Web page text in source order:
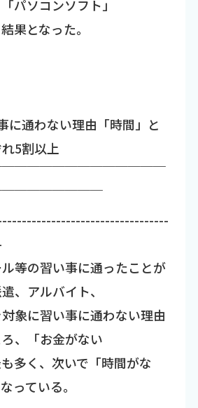
パソコンソフト」
果となった。
に通わない理由「時間」と
5割以上
￣￣￣￣￣￣￣￣￣￣￣￣
￣￣￣￣￣￣￣
等の習い事に通ったことが
、アルバイト、
象に習い事に通わない理由
、「お金がない
多く、次いで「時間がな
っている。